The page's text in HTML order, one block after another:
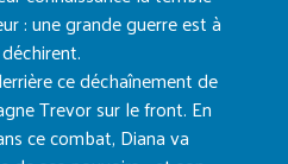
: une grande guerre est à
ce déchaînement de
Trevor sur le front. En
ce combat, Diana va